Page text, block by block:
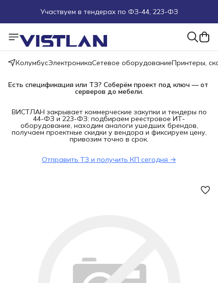
Участвуем в тендерах по ФЗ-44, 223-ФЗ
Пуско-наладочные работы
КолумбусЭлектроникаСетевое оборудованиеПринтеры,
Есть спецификация или ТЗ? Соберём проект под ключ — от
серверов до мебели.
ВИСТЛАН закрывает коммерческие закупки и тендеры по
44-ФЗ и 223-ФЗ: подбираем реестровое ИТ-
оборудование, находим аналоги ушедших брендов,
получаем проектные скидки у вендора и фиксируем цену,
привозим точно в срок.
Отправить ТЗ и получить КП сегодня →